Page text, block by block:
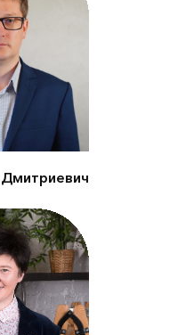
Комитета
в сфере
защиты
среды
Сбор»